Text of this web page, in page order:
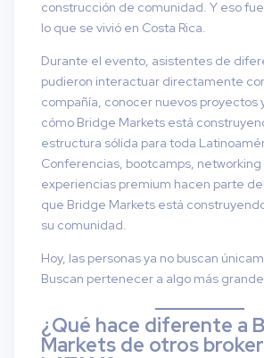
construcción de comunidad. Y eso
lo que se vivió en Costa Rica.
Durante el evento, asistentes de
pudieron interactuar directamente
compañía, conocer nuevos proyectos
cómo Bridge Markets está
estructura sólida para toda
Conferencias, bootcamps,
experiencias premium hacen parte
que Bridge Markets está
su comunidad.
Hoy, las personas ya no buscan
Buscan pertenecer a algo más
¿Qué hace diferente a
Markets de otros